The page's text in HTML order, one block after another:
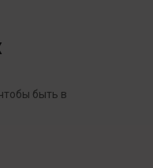
быть в